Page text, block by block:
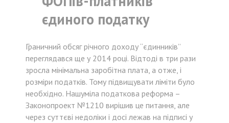
єдиного податку
Граничний обсяг річного доходу “єдинників”
переглядався ще у 2014 році. Відтоді в три рази
зросла мінімальна заробітна плата, а отже, і
розміри податків. Тому підвищувати ліміти було
необхідно. Нашуміла податкова реформа –
Законопроект №1210 вирішив це питання, але
через суттєві недоліки і досі лежав на підписі у